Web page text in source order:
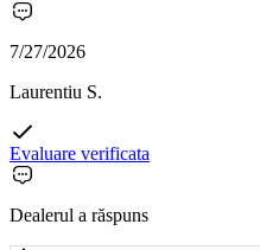
7/27/2026
Laurentiu S.
Evaluare verificata
Dealerul a răspuns